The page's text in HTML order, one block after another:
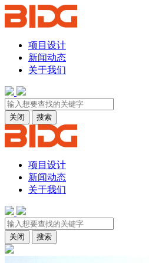
项目设计
新闻动态
关于我们
关闭 搜索
项目设计
新闻动态
关于我们
关闭 搜索